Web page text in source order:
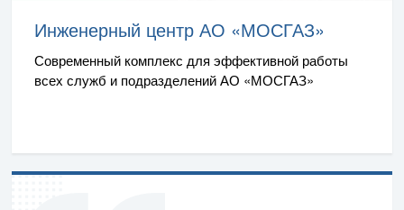
Инженерный центр АО «МОСГАЗ»
Современный комплекс для эффективной работы
всех служб и подразделений АО «МОСГАЗ»